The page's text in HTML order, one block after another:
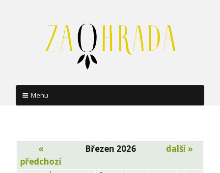
Menu
«
předchozí
Březen 2026 další »